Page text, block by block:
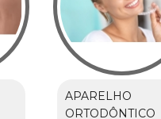
APARELHO
ORTODÔNTICO